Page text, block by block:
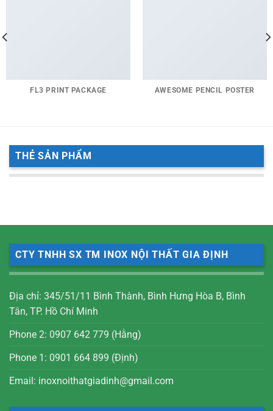
FL3 PRINT PACKAGE AWESOME PENCIL POSTER
THẺ SẢN PHẨM
CTY TNHH SX TM INOX NỘI THẤT GIA ĐỊNH
Địa chỉ: 345/51/11 Bình Thành, Bình Hưng Hòa B, Bình
Tân, TP. Hồ Chí Minh
Phone 2: 0907 642 779 (Hằng)
Phone 1: 0901 664 899 (Định)
Email: inoxnoithatgiadinh@gmail.com